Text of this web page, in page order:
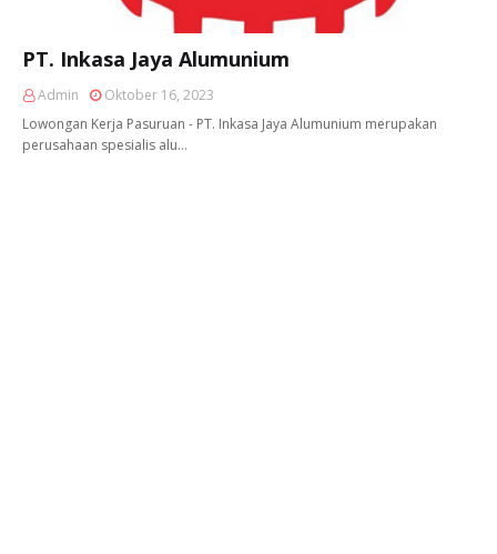
PT. Inkasa Jaya Alumunium
Admin
Oktober 16, 2023
Lowongan Kerja Pasuruan - PT. Inkasa Jaya Alumunium merupakan
perusahaan spesialis alu…